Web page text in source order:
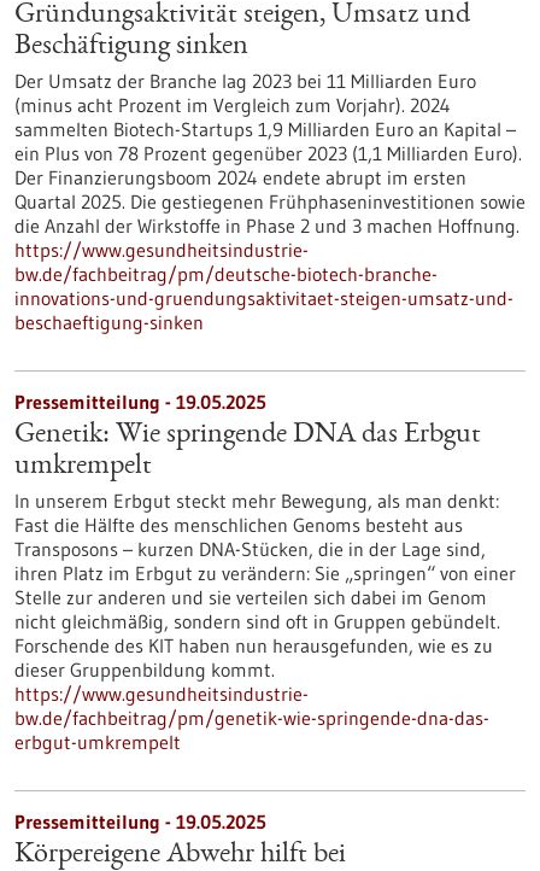
Gründungsaktivität steigen, Umsatz und
Beschäftigung sinken
Der Umsatz der Branche lag 2023 bei 11 Milliarden Euro
(minus acht Prozent im Vergleich zum Vorjahr). 2024
sammelten Biotech-Startups 1,9 Milliarden Euro an Kapital –
ein Plus von 78 Prozent gegenüber 2023 (1,1 Milliarden Euro).
Der Finanzierungsboom 2024 endete abrupt im ersten
Quartal 2025. Die gestiegenen Frühphaseninvestitionen sowie
die Anzahl der Wirkstoffe in Phase 2 und 3 machen Hoffnung.
https://www.gesundheitsindustrie-
bw.de/fachbeitrag/pm/deutsche-biotech-branche-
innovations-und-gruendungsaktivitaet-steigen-umsatz-und-
beschaeftigung-sinken
Pressemitteilung - 19.05.2025
Genetik: Wie springende DNA das Erbgut
umkrempelt
In unserem Erbgut steckt mehr Bewegung, als man denkt:
Fast die Hälfte des menschlichen Genoms besteht aus
Transposons – kurzen DNA-Stücken, die in der Lage sind,
ihren Platz im Erbgut zu verändern: Sie „springen“ von einer
Stelle zur anderen und sie verteilen sich dabei im Genom
nicht gleichmäßig, sondern sind oft in Gruppen gebündelt.
Forschende des KIT haben nun herausgefunden, wie es zu
dieser Gruppenbildung kommt.
https://www.gesundheitsindustrie-
bw.de/fachbeitrag/pm/genetik-wie-springende-dna-das-
erbgut-umkrempelt
Pressemitteilung - 19.05.2025
Körpereigene Abwehr hilft bei